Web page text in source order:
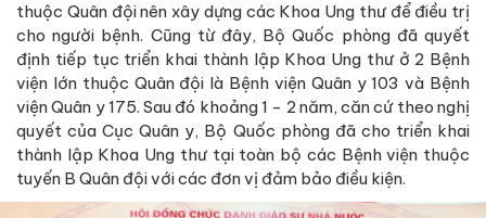
thuộc Quân đội nên xây dựng các Khoa Ung thư để điều trị
cho người bệnh. Cũng từ đây, Bộ Quốc phòng đã quyết
định tiếp tục triển khai thành lập Khoa Ung thư ở 2 Bệnh
viện lớn thuộc Quân đội là Bệnh viện Quân y 103 và Bệnh
viện Quân y 175. Sau đó khoảng 1 - 2 năm, căn cứ theo nghị
quyết của Cục Quân y, Bộ Quốc phòng đã cho triển khai
thành lập Khoa Ung thư tại toàn bộ các Bệnh viện thuộc
tuyến B Quân đội với các đơn vị đảm bảo điều kiện.